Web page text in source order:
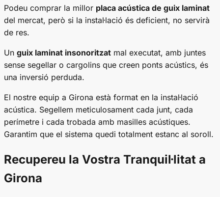
Podeu comprar la millor placa acústica de guix laminat
del mercat, però si la instal·lació és deficient, no servirà
de res.
Un guix laminat insonoritzat mal executat, amb juntes
sense segellar o cargolins que creen ponts acústics, és
una inversió perduda.
El nostre equip a Girona està format en la instal·lació
acústica. Segellem meticulosament cada junt, cada
perímetre i cada trobada amb masilles acústiques.
Garantim que el sistema quedi totalment estanc al soroll.
Recupereu la Vostra Tranquil·litat a
Girona